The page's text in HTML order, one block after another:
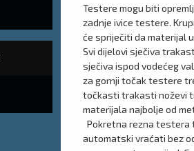
Testere mogu biti
zadnje ivice testere.
će spriječiti da materijal
Svi dijelovi sječiva
sječiva ispod vodećeg
za gornji točak testere
točkasti trakasti noževi
materijala najbolje od
Pokretna rezna testera
automatski vraćati bez